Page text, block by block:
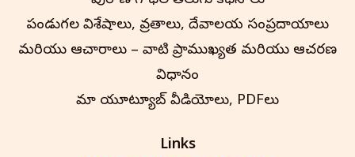
పండుగల విశేషాలు, వ్రతాలు, దేవాలయ సంప్రదాయాలు
మరియు ఆచారాలు – వాటి ప్రాముఖ్యత మరియు ఆచరణ
విధానం
మా యూట్యూబ్ వీడియోలు, PDFలు
Links